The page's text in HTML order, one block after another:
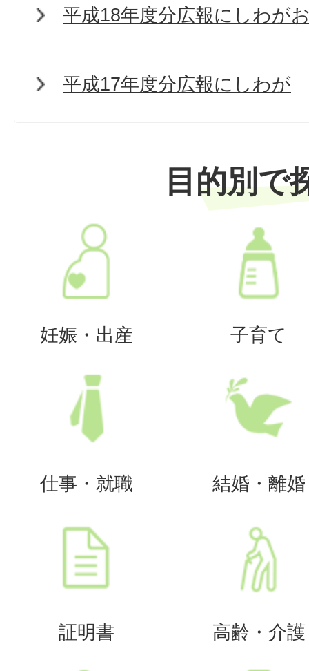
平成18年度分広報にしわが
平成17年度分広報にしわが
目的別で
妊娠・出産 子育て
仕事・就職 結婚・離婚
証明書 高齢・介護